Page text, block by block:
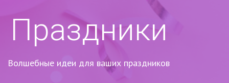
Праздники
Волшебные идеи для ваших праздников